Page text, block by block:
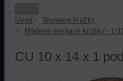
Úvod
Tesniace krúžky
Medené tesniace krúžky - (
CU 10 x 14 x 1